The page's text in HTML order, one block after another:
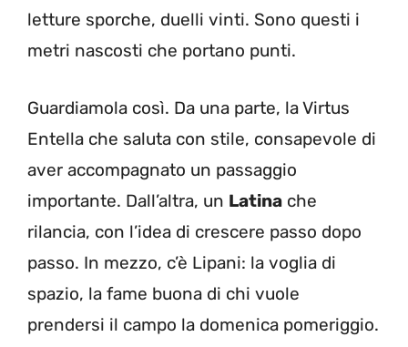
letture sporche, duelli vinti. Sono questi i
metri nascosti che portano punti.
Guardiamola così. Da una parte, la Virtus
Entella che saluta con stile, consapevole di
aver accompagnato un passaggio
importante. Dall’altra, un Latina che
rilancia, con l’idea di crescere passo dopo
passo. In mezzo, c’è Lipani: la voglia di
spazio, la fame buona di chi vuole
prendersi il campo la domenica pomeriggio.